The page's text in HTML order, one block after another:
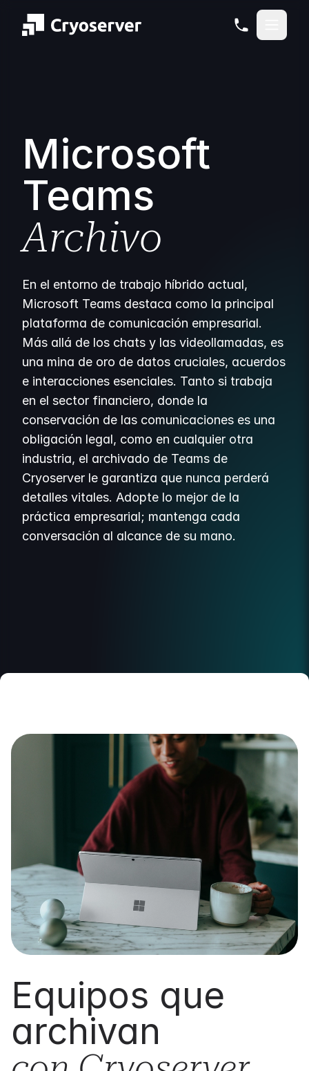
Microsoft
Teams
Archivo
En el entorno de trabajo híbrido actual,
Microsoft Teams destaca como la principal
plataforma de comunicación empresarial.
Más allá de los chats y las videollamadas, es
una mina de oro de datos cruciales, acuerdos
e interacciones esenciales. Tanto si trabaja
en el sector financiero, donde la
conservación de las comunicaciones es una
obligación legal, como en cualquier otra
industria, el archivado de Teams de
Cryoserver le garantiza que nunca perderá
detalles vitales. Adopte lo mejor de la
práctica empresarial; mantenga cada
conversación al alcance de su mano.
Equipos que
archivan